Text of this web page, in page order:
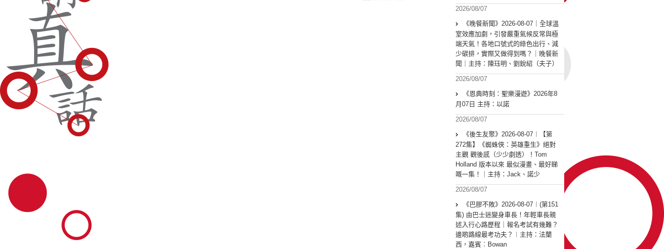
2026/08/07
《晚餐新聞》2026-08-07｜全球溫
室效應加劇，引發嚴重氣候反常與極
端天氣！各地口號式的綠色出行、減
少碳排，實際又做得到嗎？｜晚餐新
聞｜主持：陳珏明、劉銳紹（夫子）
2026/08/07
《恩典時刻：聖樂漫遊》2026年8
月07日 主持：以諾
2026/08/07
《後生友聚》2026-08-07︱【第
272集】《蜘蛛俠：英雄重生》絕對
主觀 觀後感（少少劇透）！Tom
Holland 版本以來 最似漫畫、最好睇
嘅一集！｜主持：Jack、諾少
2026/08/07
《巴膠不敗》2026-08-07︱(第151
集) 由巴士迷變身車長！年輕車長親
述入行心路歷程｜報名考試有幾難？
邊啲路線最考功夫？︱主持：法蘭
西，嘉賓︰Bowan